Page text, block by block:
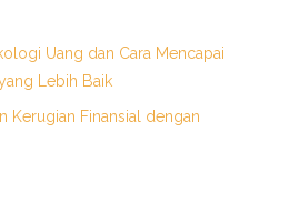
Uang dan Cara Mencapai
Lebih Baik
Kerugian Finansial dengan